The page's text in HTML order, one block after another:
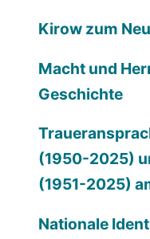
Kirow zum
Macht und
Geschichte
(1950-2025)
(1951-2025)
Nationale